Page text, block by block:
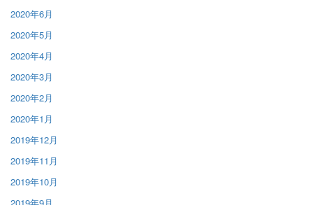
2020年6月
2020年5月
2020年4月
2020年3月
2020年2月
2020年1月
2019年12月
2019年11月
2019年10月